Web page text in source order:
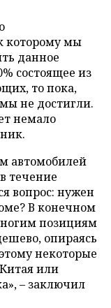
которому мы
данное
состоящее из
то пока,
не достигли.
немало
автомобилей
течение
вопрос: нужен
В конечном
позициям
опираясь
некоторые
или
– заключил